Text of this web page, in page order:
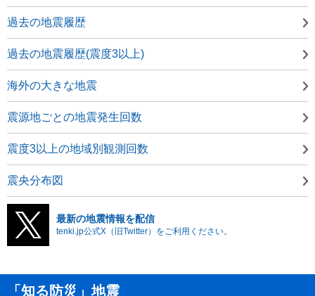
過去の地震履歴
過去の地震履歴(震度3以上)
海外の大きな地震
震源地ごとの地震発生回数
震度3以上の地域別観測回数
震央分布図
最新の地震情報を配信
tenki.jp公式X（旧Twitter）をご利用ください。
「知る防災」地震